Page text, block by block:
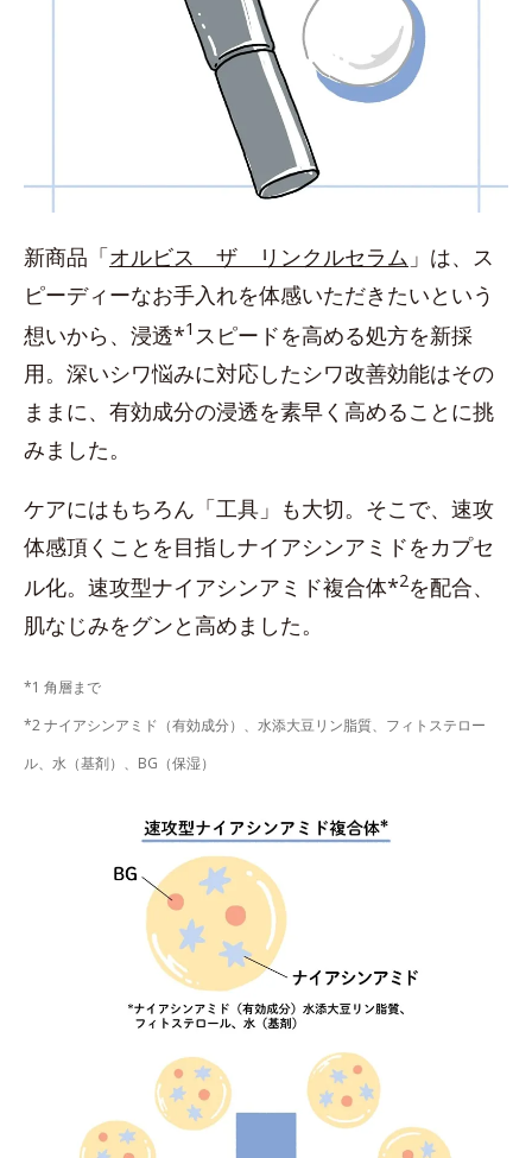
新商品「オルビス ザ リンクルセラム 」は、ス
ピーディーなお手入れを体感いただきたいという
想いから、浸透*1 スピードを高める処方を新採
用。深いシワ悩みに対応したシワ改善効能はその
ままに、有効成分の浸透を素早く高めることに挑
みました。
ケアにはもちろん「工具」も大切。そこで、速攻
体感頂くことを目指しナイアシンアミドをカプセ
ル化。速攻型ナイアシンアミド複合体*2を配合、
肌なじみをグンと高めました。
*1 角層まで
*2 ナイアシンアミド（有効成分）、水添大豆リン脂質、フィトステロー
ル、水（基剤）、BG（保湿）